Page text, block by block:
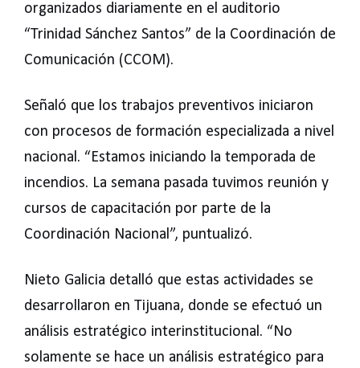
organizados diariamente en el auditorio
“Trinidad Sánchez Santos” de la Coordinación de
Comunicación (CCOM).
Señaló que los trabajos preventivos iniciaron
con procesos de formación especializada a nivel
nacional. “Estamos iniciando la temporada de
incendios. La semana pasada tuvimos reunión y
cursos de capacitación por parte de la
Coordinación Nacional”, puntualizó.
Nieto Galicia detalló que estas actividades se
desarrollaron en Tijuana, donde se efectuó un
análisis estratégico interinstitucional. “No
solamente se hace un análisis estratégico para